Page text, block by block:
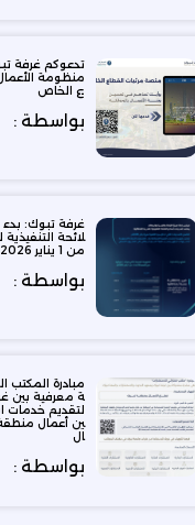
تدعوكم غرفة
منظومة
ع الخاص
بواسطة :
غرفة تبوك: بدء
لائحة التنفيذية
من 1 يناير 2026م #زاتكا
بواسطة :
مبادرة المكتب
ة معرفية بين
لتقديم خدمات
ين أعمال
ال
بواسطة :